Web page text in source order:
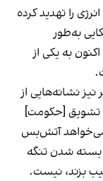
را تهدید کرده
به‌طور
به یکی از
نشانه‌هایی از
تشویق [حکومت]
نمی‌خواهد آتش‌بس
شدن تنگه
بزند، نیست.